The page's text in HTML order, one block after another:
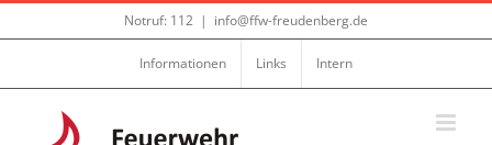
Zum
Notruf: 112 | info@ffw-freudenberg.de
Informationen Links Intern